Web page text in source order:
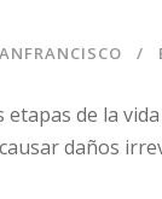
de la
daños